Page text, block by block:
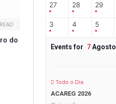
do
27 28 29
3 4 5
Events for 7Agosto
Todo o Dia
ACAREG 2026